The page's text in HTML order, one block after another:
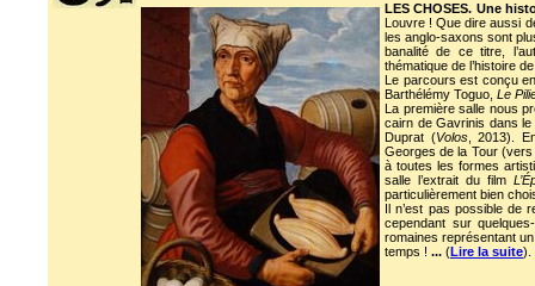
LES CHOSES. Une
Louvre ! Que dire aussi
les anglo-saxons sont
banalité de ce titre,
thématique de l’histoire
Le parcours est conçu
Barthélémy Toguo, Le
La première salle nous
cairn de Gavrinis dans le
Duprat (Volos, 2013).
Georges de la Tour
à toutes les formes
salle l’extrait du film
particulièrement bien
Il n’est pas possible de
cependant sur
romaines représentant
temps ! ... (Lire la suite).